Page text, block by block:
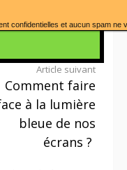
confidentielles et aucun spam ne
Article suivant
Comment faire
à la lumière
bleue de nos
écrans ?